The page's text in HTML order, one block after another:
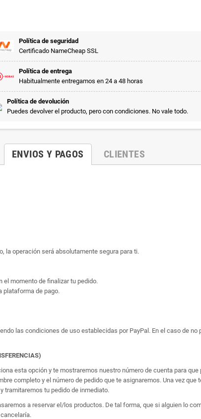
Política de seguridad
Certificado NameCheap SSL
Política de entrega
Habitualmente entregamos en 24 a 48 horas
Política de devolución
Puedes devolver el producto, pero con condiciones. No vale todo.
ENVIOS Y PAGOS CLIENTES
la operación será absolutamente segura para ti.
el momento de finalizar tu pedido.
plataforma de pago.
las condiciones de uso establecidas por PayPal. En el caso de no
esta opción y te mostraremos nuestro número de cuenta para
completo y el número de pedido que te asignaremos. Una vez que
tramitaremos tu pedido de inmediato.
a reservar el/los productos. De tal forma, que si alguien lo